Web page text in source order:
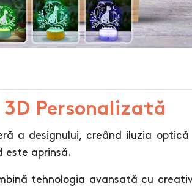
3D Personalizată
a designului, creând iluzia optică
este aprinsă.
tehnologia avansată cu